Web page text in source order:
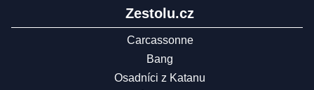
Zestolu.cz
Carcassonne
Bang
Osadníci z Katanu